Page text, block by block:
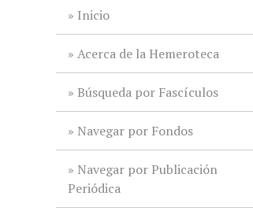
Inicio
Acerca de la Hemeroteca
Búsqueda por Fascículos
Navegar por Fondos
Navegar por Publicación
Periódica